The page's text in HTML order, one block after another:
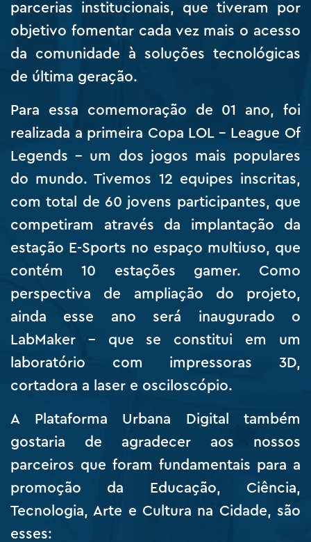
parcerias institucionais, que tiveram por
objetivo fomentar cada vez mais o acesso
da comunidade à soluções tecnológicas
de última geração.
Para essa comemoração de 01 ano, foi
realizada a primeira Copa LOL – League Of
Legends – um dos jogos mais populares
do mundo. Tivemos 12 equipes inscritas,
com total de 60 jovens participantes, que
competiram através da implantação da
estação E-Sports no espaço multiuso, que
contém 10 estações gamer. Como
perspectiva de ampliação do projeto,
ainda esse ano será inaugurado o
LabMaker – que se constitui em um
laboratório com impressoras 3D,
cortadora a laser e osciloscópio.
A Plataforma Urbana Digital também
gostaria de agradecer aos nossos
parceiros que foram fundamentais para a
promoção da Educação, Ciência,
Tecnologia, Arte e Cultura na Cidade, são
esses: